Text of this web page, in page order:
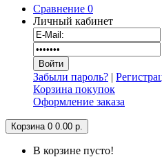
Сравнение 0
Личный кабинет
Забыли пароль? |
Корзина покупок
Оформление заказа
Корзина 0 0.00 р.
В корзине пусто!